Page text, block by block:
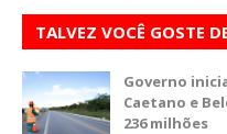
TALVEZ VOCÊ GOSTE
Governo
Caetano e
236 milhões